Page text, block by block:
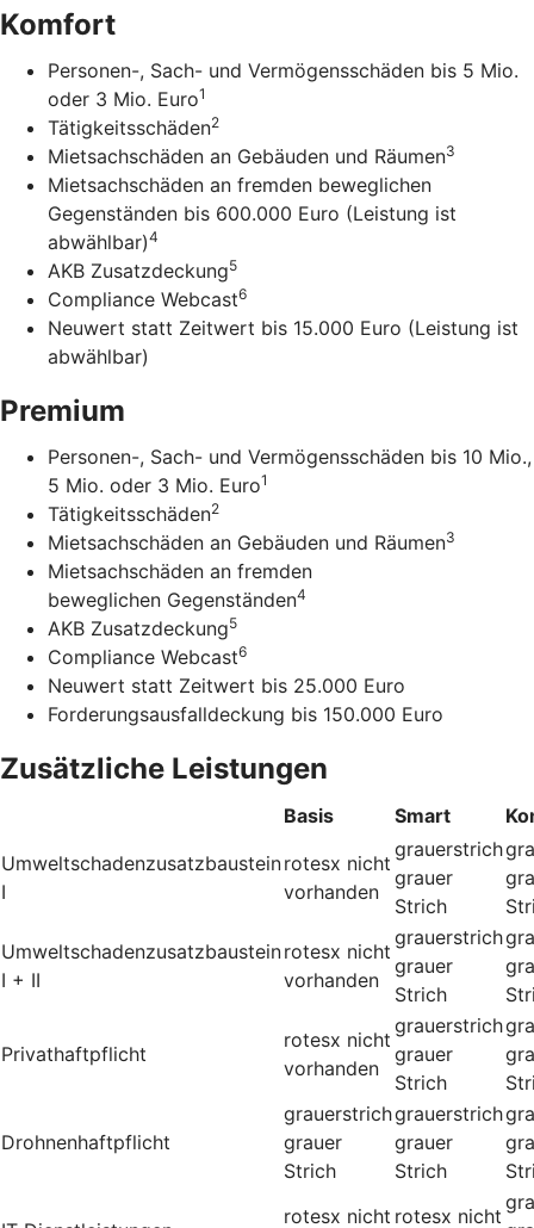
Komfort
Personen-, Sach- und Vermögensschäden bis 5 Mio.
oder 3 Mio. Euro1
Tätigkeitsschäden2
Mietsachschäden an Gebäuden und Räumen3
Mietsachschäden an fremden beweglichen
Gegenständen bis 600.000 Euro (Leistung ist
abwählbar)4
AKB Zusatzdeckung5
Compliance Webcast6
Neuwert statt Zeitwert bis 15.000 Euro (Leistung ist
abwählbar)
Premium
Personen-, Sach- und Vermögensschäden bis 10 Mio.,
5 Mio. oder 3 Mio. Euro1
Tätigkeitsschäden2
Mietsachschäden an Gebäuden und Räumen3
Mietsachschäden an fremden
beweglichen Gegenständen4
AKB Zusatzdeckung5
Compliance Webcast6
Neuwert statt Zeitwert bis 25.000 Euro
Forderungsausfalldeckung bis 150.000 Euro
Zusätzliche Leistungen
Basis Smart
Umweltschadenzusatzbaustein
I
rotesx nicht
vorhanden
grauerstrich
grauer
Strich
Umweltschadenzusatzbaustein
I + II
rotesx nicht
vorhanden
grauerstrich
grauer
Strich
Privathaftpflicht
rotesx nicht
vorhanden
grauerstrich
grauer
Strich
Drohnenhaftpflicht
grauerstrich
grauer
Strich
grauerstrich
grauer
Strich
rotesx nicht rotesx nicht